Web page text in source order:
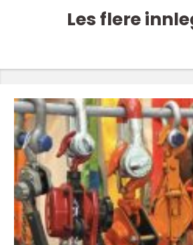
Les flere